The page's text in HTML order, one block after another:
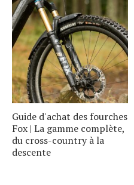
Guide d'achat des fourches
Fox | La gamme complète,
du cross-country à la
descente